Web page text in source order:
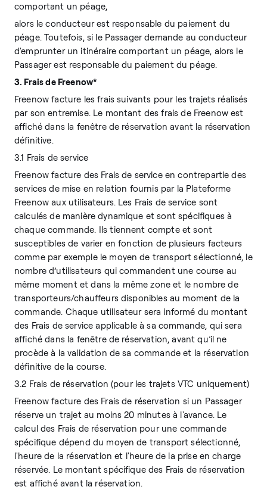
comportant un péage,
alors le conducteur est responsable du paiement du
péage. Toutefois, si le Passager demande au conducteur
d'emprunter un itinéraire comportant un péage, alors le
Passager est responsable du paiement du péage.
3. Frais de Freenow*
Freenow facture les frais suivants pour les trajets réalisés
par son entremise. Le montant des frais de Freenow est
affiché dans la fenêtre de réservation avant la réservation
définitive.
3.1 Frais de service
Freenow facture des Frais de service en contrepartie des
services de mise en relation fournis par la Plateforme
Freenow aux utilisateurs. Les Frais de service sont
calculés de manière dynamique et sont spécifiques à
chaque commande. Ils tiennent compte et sont
susceptibles de varier en fonction de plusieurs facteurs
comme par exemple le moyen de transport sélectionné, le
nombre d’utilisateurs qui commandent une course au
même moment et dans la même zone et le nombre de
transporteurs/chauffeurs disponibles au moment de la
commande. Chaque utilisateur sera informé du montant
des Frais de service applicable à sa commande, qui sera
affiché dans la fenêtre de réservation, avant qu’il ne
procède à la validation de sa commande et la réservation
définitive de la course.
3.2 Frais de réservation (pour les trajets VTC uniquement)
Freenow facture des Frais de réservation si un Passager
réserve un trajet au moins 20 minutes à l'avance. Le
calcul des Frais de réservation pour une commande
spécifique dépend du moyen de transport sélectionné,
l'heure de la réservation et l'heure de la prise en charge
réservée. Le montant spécifique des Frais de réservation
est affiché avant la réservation.